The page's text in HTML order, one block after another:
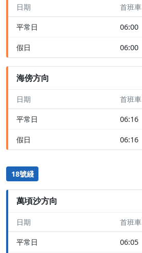
日期 首班車
平常日 06:00
假日 06:00
海傍方向
日期 首班車
平常日 06:16
假日 06:16
18號綫
萬頃沙方向
日期 首班車
平常日 06:05